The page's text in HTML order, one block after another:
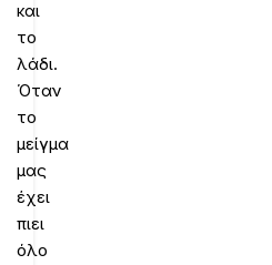
και
το
λάδι.
Όταν
το
μείγμα
μας
έχει
πιει
όλο